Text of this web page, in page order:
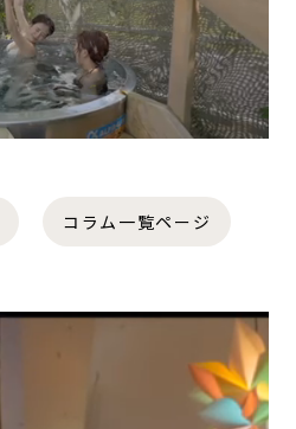
コラム一覧ページ